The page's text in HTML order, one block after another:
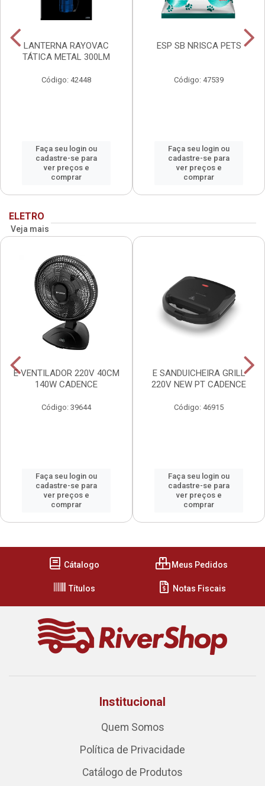
LANTERNA RAYOVAC
TÁTICA METAL 300LM
Código: 42448
Faça seu login ou
cadastre-se para
ver preços e
comprar
ESP SB NRISCA PETS
Código: 47539
Faça seu login ou
cadastre-se para
ver preços e
comprar
ELETRO
Veja mais
E VENTILADOR 220V 40CM
140W CADENCE
Código: 39644
Faça seu login ou
cadastre-se para
ver preços e
comprar
E SANDUICHEIRA GRILL
220V NEW PT CADENCE
Código: 46915
Faça seu login ou
cadastre-se para
ver preços e
comprar
Cátalogo Meus Pedidos
Títulos Notas Fiscais
Institucional
Quem Somos
Política de Privacidade
Catálogo de Produtos